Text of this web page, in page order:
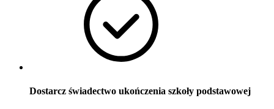
Dostarcz świadectwo ukończenia szkoły podstawowej